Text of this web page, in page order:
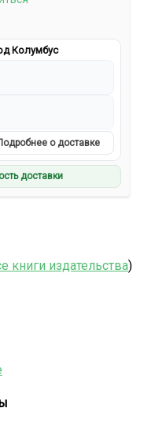
Колумбус
о доставке
доставки
книги издательства)